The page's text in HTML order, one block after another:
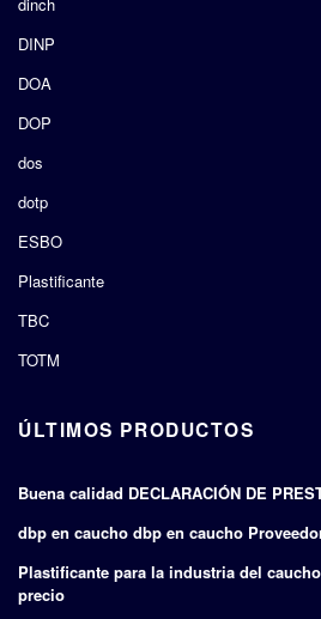
DINP
DOA
DOP
dos
dotp
ESBO
Plastificante
TBC
TOTM
ÚLTIMOS PRODUCTOS
Buena calidad DECLARACIÓN DE
dbp en caucho dbp en caucho
Plastificante para la industria del
precio